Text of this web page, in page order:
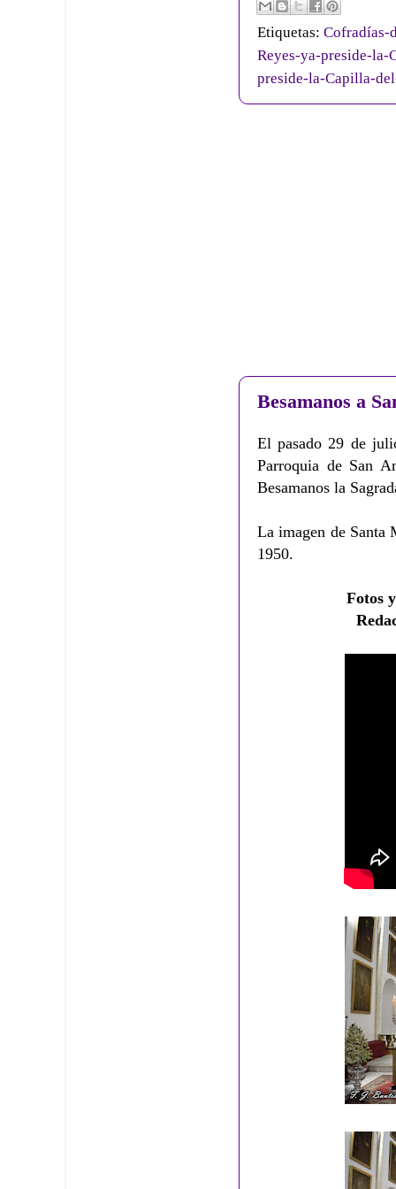
Etiquetas: Cofradías-
Reyes-ya-preside-la-
preside-la-Capilla-
Besamanos a
El pasado 29 de
Parroquia de San
Besamanos la
La imagen de Santa
1950.
Fotos